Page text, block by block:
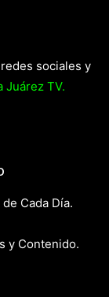
sociales y
Juárez TV.
Cada Día.
y Contenido.